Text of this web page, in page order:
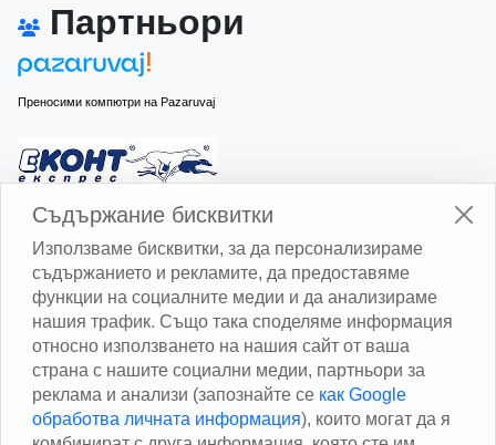
Партньори
Преносими компютри на Pazaruvaj
Изчисли доставката с Еконт
Изчисли доставката със Спиди
Facebook
Съдържание бисквитки
Използваме бисквитки, за да персонализираме
съдържанието и рекламите, да предоставяме
функции на социалните медии и да анализираме
нашия трафик. Също така споделяме информация
относно използването на нашия сайт от ваша
страна с нашите социални медии, партньори за
реклама и анализи (запознайте се как Google
обработва личната информация), които могат да я